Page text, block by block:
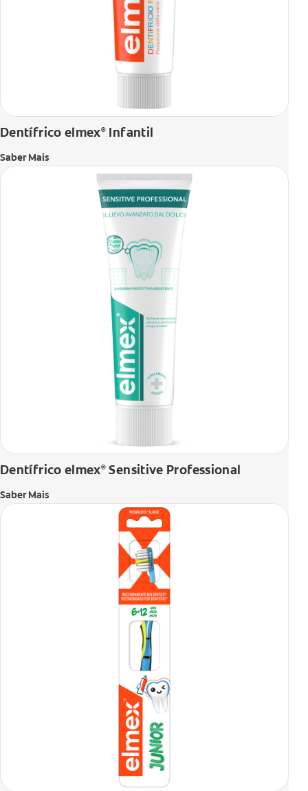
Dentífrico elmex® Infantil
Saber Mais
Dentífrico elmex® Sensitive Professional
Saber Mais